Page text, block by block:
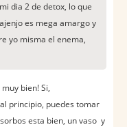
dia 2 de detox, lo que
es mega amargo y
yo misma el enema,
bien! Si,
principio, puedes tomar
esta bien, un vaso y